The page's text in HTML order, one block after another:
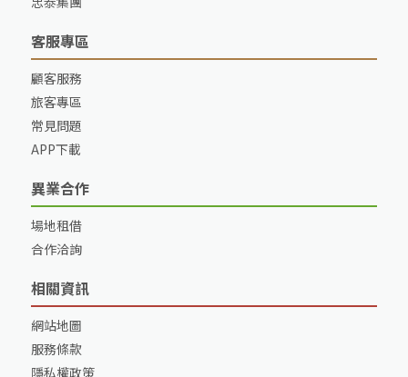
客服專區
顧客服務
旅客專區
常見問題
APP下載
異業合作
場地租借
合作洽詢
相關資訊
網站地圖
服務條款
隱私權政策